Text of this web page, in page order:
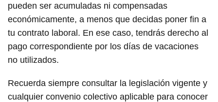
pueden ser acumuladas ni compensadas
económicamente, a menos que decidas poner fin a
tu contrato laboral. En ese caso, tendrás derecho al
pago correspondiente por los días de vacaciones
no utilizados.
Recuerda siempre consultar la legislación vigente y
cualquier convenio colectivo aplicable para conocer